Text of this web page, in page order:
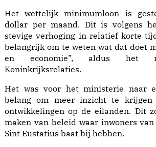
Het wettelijk minimumloon is
dollar per maand. Dit is volgens
stevige verhoging in relatief korte
belangrijk om te weten wat dat doet
en economie”, aldus het
Koninkrijksrelaties.
Het was voor het ministerie naar
belang om meer inzicht te
ontwikkelingen op de eilanden. Dit
maken van beleid waar inwoners van
Sint Eustatius baat bij hebben.